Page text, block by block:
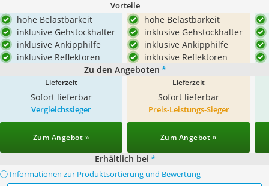
Vorteile
hohe Belastbarkeit
inklusive Gehstockhalter
inklusive Ankipphilfe
inklusive Reflektoren
hohe Belastbarkeit
inklusive Gehstockhalter
inklusive Ankipphilfe
inklusive Reflektoren
Zu den Angeboten *
Lieferzeit
Sofort lieferbar
Lieferzeit
Sofort lieferbar
Vergleichssieger
Zum Angebot »
Preis-Leistungs-Sieger
Zum Angebot »
Erhältlich bei *
ⓘ Informationen zur Produktsortierung und Bewertung